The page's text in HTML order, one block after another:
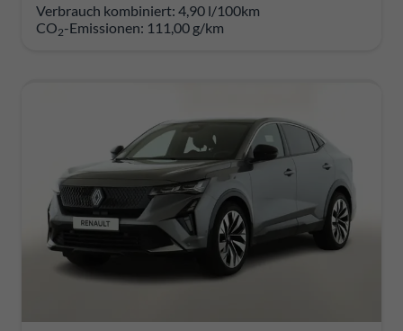
Verbrauch kombiniert: 4,90 l/100km
CO2-Emissionen: 111,00 g/km